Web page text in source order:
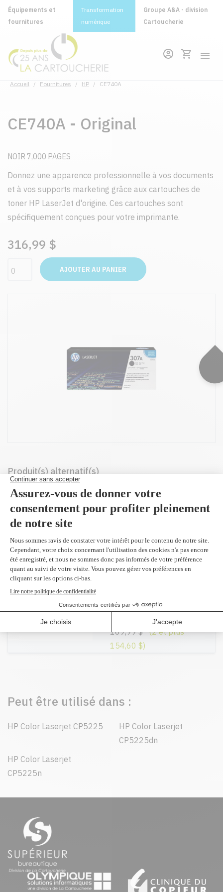
Équipements et
fournitures
Transformation
numérique
Groupe A&A - division
Cartoucherie
Accueil / Fournitures / HP / CE740A
CE740A - Original
NOIR 7,000 PAGES
Donnez une apparence professionnelle à vos documents
et à vos supports marketing grâce aux cartouches de
toner HP LaserJet d'origine. Ces cartouches sont
spécifiquement conçues pour votre imprimante.
316,99 $
AJOUTER AU PANIER
Produit(s) alternatif(s)
Compatible en
remplacement du
noir 7,000 pages
149,95 $
CE740A
noir 7,000 pages
169,99 $ (2 et plus
154,60 $)
Peut être utilisé dans :
HP Color Laserjet CP5225
HP Color Laserjet
CP5225dn
HP Color Laserjet
CP5225n